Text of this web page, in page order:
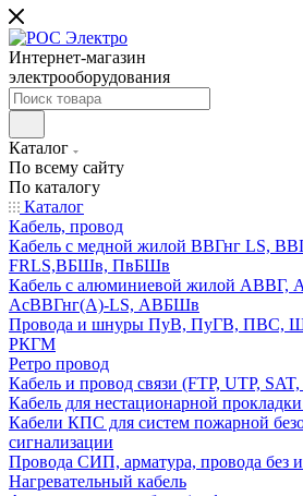
Интернет-магазин
электрооборудования
Каталог
По всему сайту
По каталогу
Каталог
Кабель, провод
Кабель с медной жилой ВВГнг LS,
FRLS,ВБШв, ПвБШв
Кабель с алюминиевой жилой АВВГ,
АсВВГнг(А)-LS, АВБШв
Провода и шнуры ПуВ, ПуГВ,
РКГМ
Ретро провод
Кабель и провод связи (FTP, UTP,
Кабель для нестационарной
Кабели КПС для систем пожарной
сигнализации
Провода СИП, арматура, провода без
Нагревательный кабель